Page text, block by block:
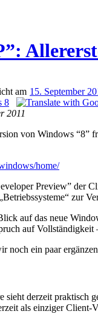
15. September
8
2011
von Windows “8”
home/
Preview” der
zur
auf das neue
auf
noch ein paar
derzeit praktisch
als einziger